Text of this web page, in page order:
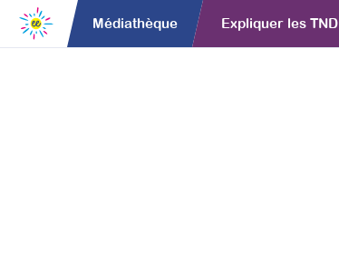
Médiathèque Expliquer les TND